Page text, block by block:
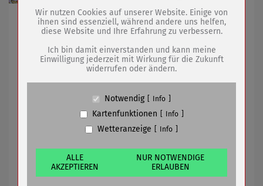
Stiefel-Aktion von Feuerwehrverein und Feuerwehr für
Kinder
Neues Grün für eine lebenswerte Stadt
Name
PHP Session Cookie
Anbieter
Eigentümer dieser Website (Wenko-
Wenselaar GmbH & Co. KG)
Absicherung Kontaktformular / SPAM
Cookiespeicherung Entscheidungscookie
Anbieter
Eigentümer dieser Website (Wenko-
Wenselaar GmbH & Co. KG)
Zweck
Speichert die Einstellungen der Besucher
bezüglich der Speicherung von Cookies.
Wir nutzen Cookies auf unserer Website. Einige von
ihnen sind essenziell, während andere uns helfen,
diese Website und Ihre Erfahrung zu verbessern.
Ich bin damit einverstanden und kann meine
Einwilligung jederzeit mit Wirkung für die Zukunft
widerrufen oder ändern.
Notwendig Info
Kartenfunktionen Info
Wetteranzeige Info
ALLE
AKZEPTIEREN
NUR NOTWENDIGE
ERLAUBEN